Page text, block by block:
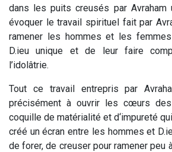
dans les puits creusés par Avraham
évoquer le travail spirituel fait par
ramener les hommes et les
D.ieu unique et de leur faire
l’idolâtrie.
Tout ce travail entrepris par
précisément à ouvrir les cœurs
coquille de matérialité et d‘impureté
créé un écran entre les hommes et
de forer, de creuser pour ramener peu